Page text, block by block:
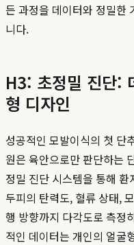
든 과정을 데이터와 정밀한
니다.
H3: 초정밀 진단:
형 디자인
성공적인 모발이식의 첫 단
원은 육안으로만 판단하는
정밀 진단 시스템을 통해
두피의 탄력도, 혈류 상태,
행 방향까지 다각도로 측정
적인 데이터는 개인의 얼굴